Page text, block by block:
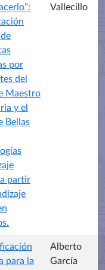
por
del
Maestro
y el
Bellas
partir
Vallecillo
para la
Alberto
García